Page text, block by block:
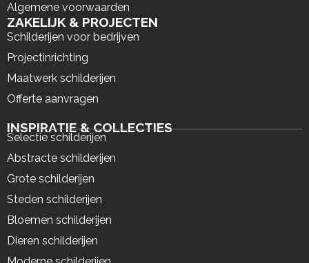
Algemene voorwaarden
ZAKELIJK & PROJECTEN
Schilderijen voor bedrijven
Projectinrichting
Maatwerk schilderijen
Offerte aanvragen
INSPIRATIE & COLLECTIES
Selectie schilderijen
Abstracte schilderijen
Grote schilderijen
Steden schilderijen
Bloemen schilderijen
Dieren schilderijen